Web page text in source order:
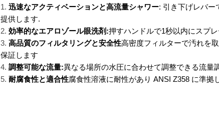
迅速なアクティベーションと高流量シャワー: 引き下げレバー
提供します.
効率的なエアロゾール眼洗剤:押すハンドルで1秒以内にスプ
高品質のフィルタリングと安全性高密度フィルターで汚れを
保証します
調整可能な流量:異なる場所の水圧に合わせて調整できる流量
耐腐食性と適合性腐食性溶液に耐性があり ANSI Z358 に準拠